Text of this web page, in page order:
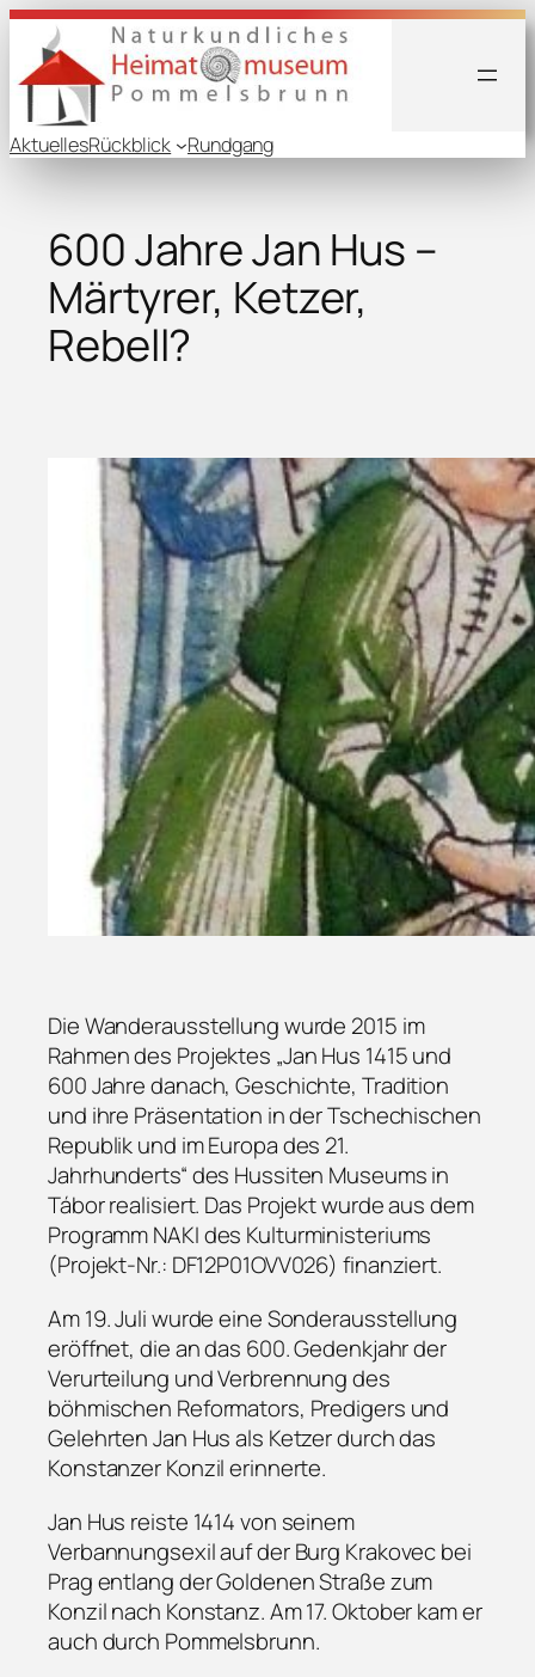
AktuellesRückblick Rundgang
600 Jahre Jan Hus –
Märtyrer, Ketzer,
Rebell?
Die Wanderausstellung wurde 2015 im
Rahmen des Projektes „Jan Hus 1415 und
600 Jahre danach, Geschichte, Tradition
und ihre Präsentation in der Tschechischen
Republik und im Europa des 21.
Jahrhunderts“ des Hussiten Museums in
Tábor realisiert. Das Projekt wurde aus dem
Programm NAKI des Kulturministeriums
(Projekt-Nr.: DF12P01OVV026) finanziert.
Am 19. Juli wurde eine Sonderausstellung
eröffnet, die an das 600. Gedenkjahr der
Verurteilung und Verbrennung des
böhmischen Reformators, Predigers und
Gelehrten Jan Hus als Ketzer durch das
Konstanzer Konzil erinnerte.
Jan Hus reiste 1414 von seinem
Verbannungsexil auf der Burg Krakovec bei
Prag entlang der Goldenen Straße zum
Konzil nach Konstanz. Am 17. Oktober kam er
auch durch Pommelsbrunn.